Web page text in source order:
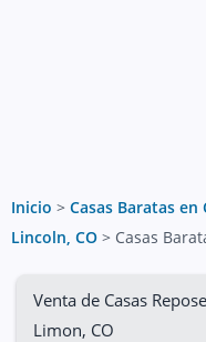
Inicio > Casas Baratas en
Lincoln, CO > Casas
Venta de Casas
Limon, CO